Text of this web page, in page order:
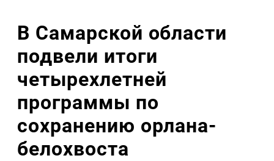
В Самарской области
подвели итоги
четырехлетней
программы по
сохранению орлана-
белохвоста